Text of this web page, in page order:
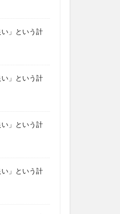
」という計
」という計
」という計
」という計